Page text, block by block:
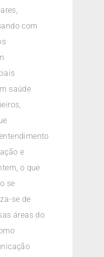
com
saúde
e
o que
se
se de
áreas do